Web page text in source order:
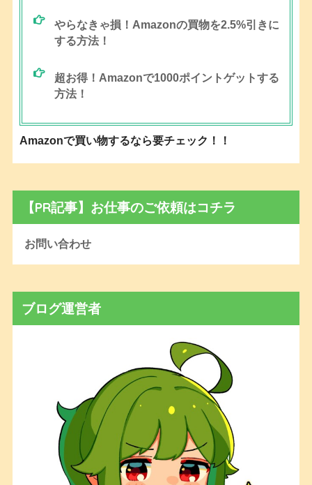
やらなきゃ損！Amazonの買物を2.5%引きに
する方法！
超お得！Amazonで1000ポイントゲットする
方法！
Amazonで買い物するなら要チェック！！
【PR記事】お仕事のご依頼はコチラ
お問い合わせ
ブログ運営者